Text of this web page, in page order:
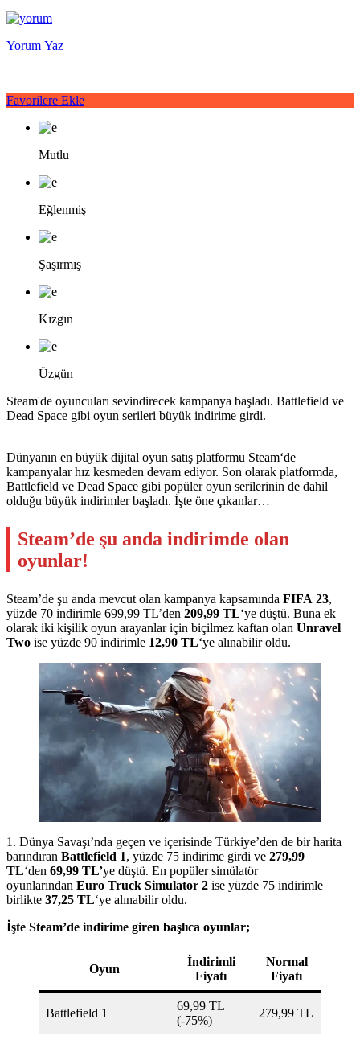
Yorum Yaz
Favorilere Ekle
Mutlu
Eğlenmiş
Şaşırmış
Kızgın
Üzgün
Steam'de oyuncuları sevindirecek kampanya başladı. Battlefield ve
Dead Space gibi oyun serileri büyük indirime girdi.
Dünyanın en büyük dijital oyun satış platformu Steam‘de
kampanyalar hız kesmeden devam ediyor. Son olarak platformda,
Battlefield ve Dead Space gibi popüler oyun serilerinin de dahil
olduğu büyük indirimler başladı. İşte öne çıkanlar…
Steam’de şu anda indirimde olan
oyunlar!
Steam’de şu anda mevcut olan kampanya kapsamında FIFA 23,
yüzde 70 indirimle 699,99 TL’den 209,99 TL‘ye düştü. Buna ek
olarak iki kişilik oyun arayanlar için biçilmez kaftan olan Unravel
Two ise yüzde 90 indirimle 12,90 TL‘ye alınabilir oldu.
1. Dünya Savaşı’nda geçen ve içerisinde Türkiye’den de bir harita
barındıran Battlefield 1, yüzde 75 indirime girdi ve 279,99
TL‘den 69,99 TL’ye düştü. En popüler simülatör
oyunlarından Euro Truck Simulator 2 ise yüzde 75 indirimle
birlikte 37,25 TL‘ye alınabilir oldu.
İşte Steam’de indirime giren başlıca oyunlar;
Oyun
İndirimli
Fiyatı
Normal
Fiyatı
Battlefield 1
69,99 TL
(-75%)
279,99 TL